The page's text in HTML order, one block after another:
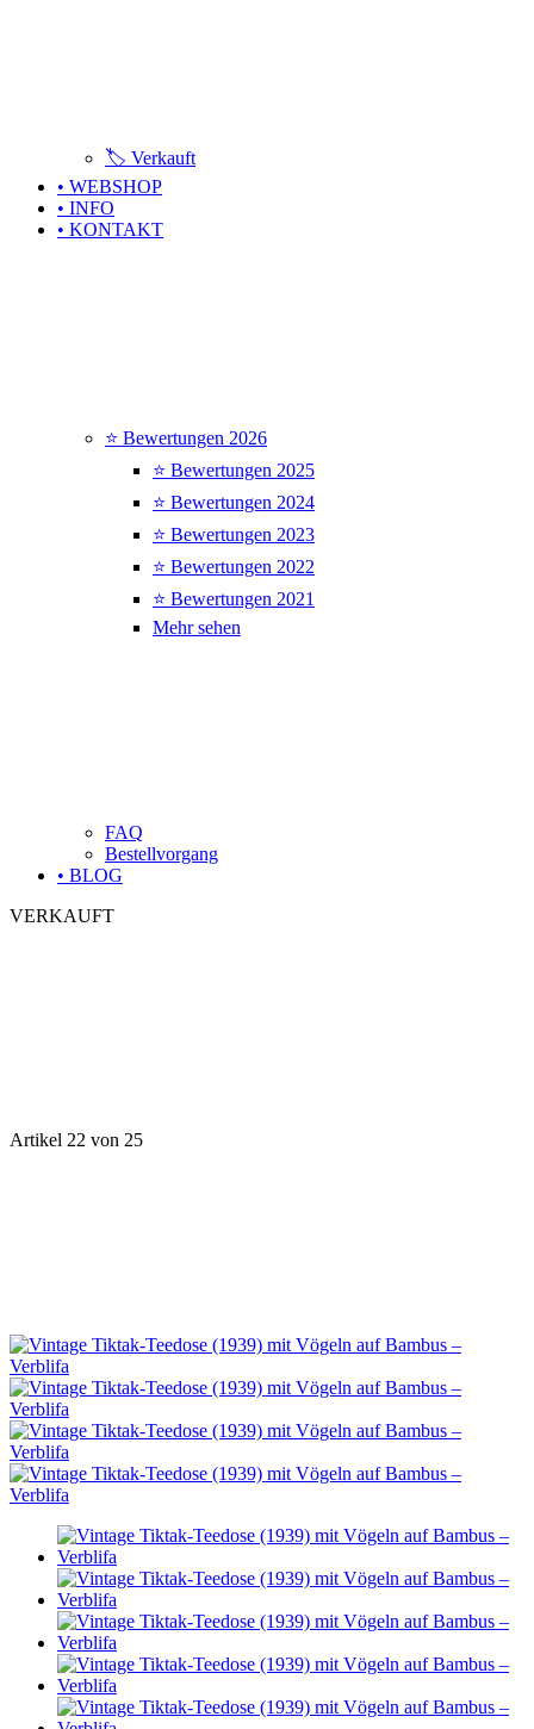
🏷️ Verkauft
• WEBSHOP
• INFO
• KONTAKT
⭐ Bewertungen 2026
⭐ Bewertungen 2025
⭐ Bewertungen 2024
⭐ Bewertungen 2023
⭐ Bewertungen 2022
⭐ Bewertungen 2021
Mehr sehen
FAQ
Bestellvorgang
• BLOG
VERKAUFT
Artikel 22 von 25